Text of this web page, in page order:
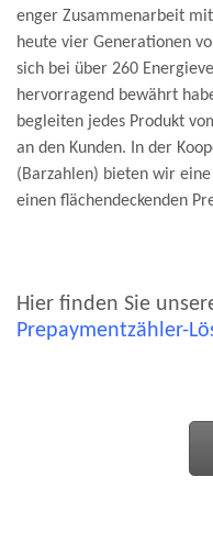
enger Zusammenarbeit
heute vier Generationen
sich bei über 260
hervorragend bewährt
begleiten jedes Produkt
an den Kunden. In der
(Barzahlen) bieten wir
einen flächendeckenden
Hier finden Sie
Prepaymentzähler-